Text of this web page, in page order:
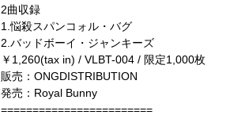
2曲収録
1.悩殺スパンコォル・バグ
2.バッドボーイ・ジャンキーズ
￥1,260(tax in) / VLBT-004 / 限定1,000枚
販売：ONGDISTRIBUTION
発売：Royal Bunny
========================